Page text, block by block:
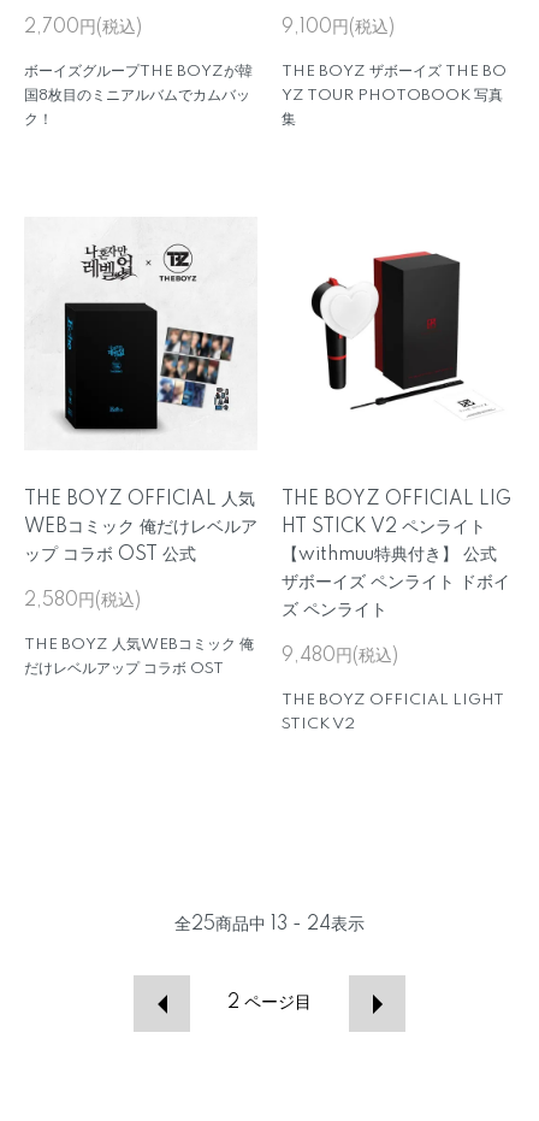
2,700円(税込)
ボーイズグループTHE BOYZが韓
国8枚目のミニアルバムでカムバッ
ク！
9,100円(税込)
THE BOYZ ザボーイズ THE BO
YZ TOUR PHOTOBOOK 写真
集
THE BOYZ OFFICIAL 人気
WEBコミック 俺だけレベルア
ップ コラボ OST 公式
2,580円(税込)
THE BOYZ 人気WEBコミック 俺
だけレベルアップ コラボ OST
THE BOYZ OFFICIAL LIG
HT STICK V2 ペンライト
【withmuu特典付き】 公式
ザボーイズ ペンライト ドボイ
ズ ペンライト
9,480円(税込)
THE BOYZ OFFICIAL LIGHT
STICK V2
全25商品中 13 - 24表示
2 ページ目